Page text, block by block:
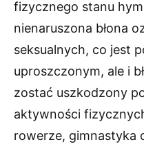
fizycznego stanu
nienaruszona błona
seksualnych, co jest
uproszczonym, ale i
zostać uszkodzony
aktywności
rowerze, gimnastyka